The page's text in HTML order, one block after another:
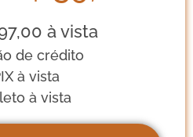
à vista
de crédito
à vista
à vista